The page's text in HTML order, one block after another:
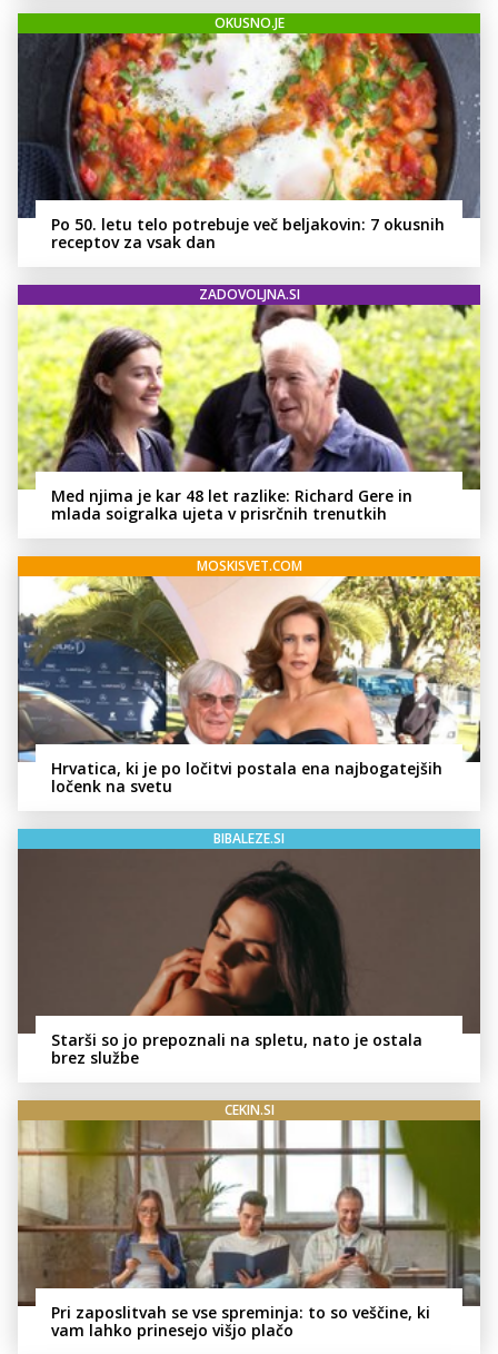
OKUSNO.JE
Po 50. letu telo potrebuje več beljakovin: 7 okusnih
receptov za vsak dan
ZADOVOLJNA.SI
Med njima je kar 48 let razlike: Richard Gere in
mlada soigralka ujeta v prisrčnih trenutkih
MOSKISVET.COM
Hrvatica, ki je po ločitvi postala ena najbogatejših
ločenk na svetu
BIBALEZE.SI
Starši so jo prepoznali na spletu, nato je ostala
brez službe
CEKIN.SI
Pri zaposlitvah se vse spreminja: to so veščine, ki
vam lahko prinesejo višjo plačo